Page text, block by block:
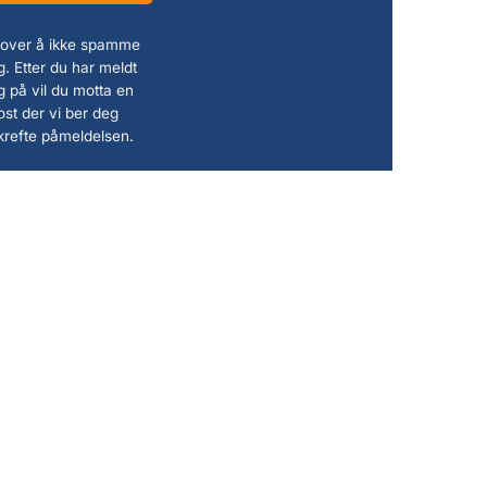
å ikke spamme
Etter du har meldt
på vil du motta en
der vi ber deg
påmeldelsen.